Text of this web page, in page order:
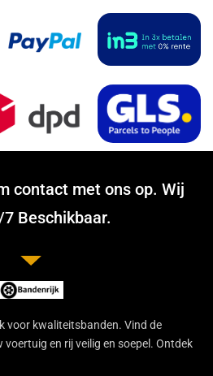
contact met ons op. Wij
Beschikbaar.
voor kwaliteitsbanden. Vind de
en rij veilig en soepel. Ontdek